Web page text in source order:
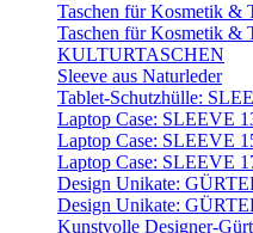
Taschen für Kosmetik &
Taschen für Kosmetik &
KULTURTASCHEN
Sleeve aus Naturleder
Tablet-Schutzhülle:
Laptop Case: SLEEVE
Laptop Case: SLEEVE
Laptop Case: SLEEVE
Design Unikate:
Design Unikate:
Kunstvolle Designer-